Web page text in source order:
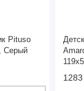
Pituso
Серый